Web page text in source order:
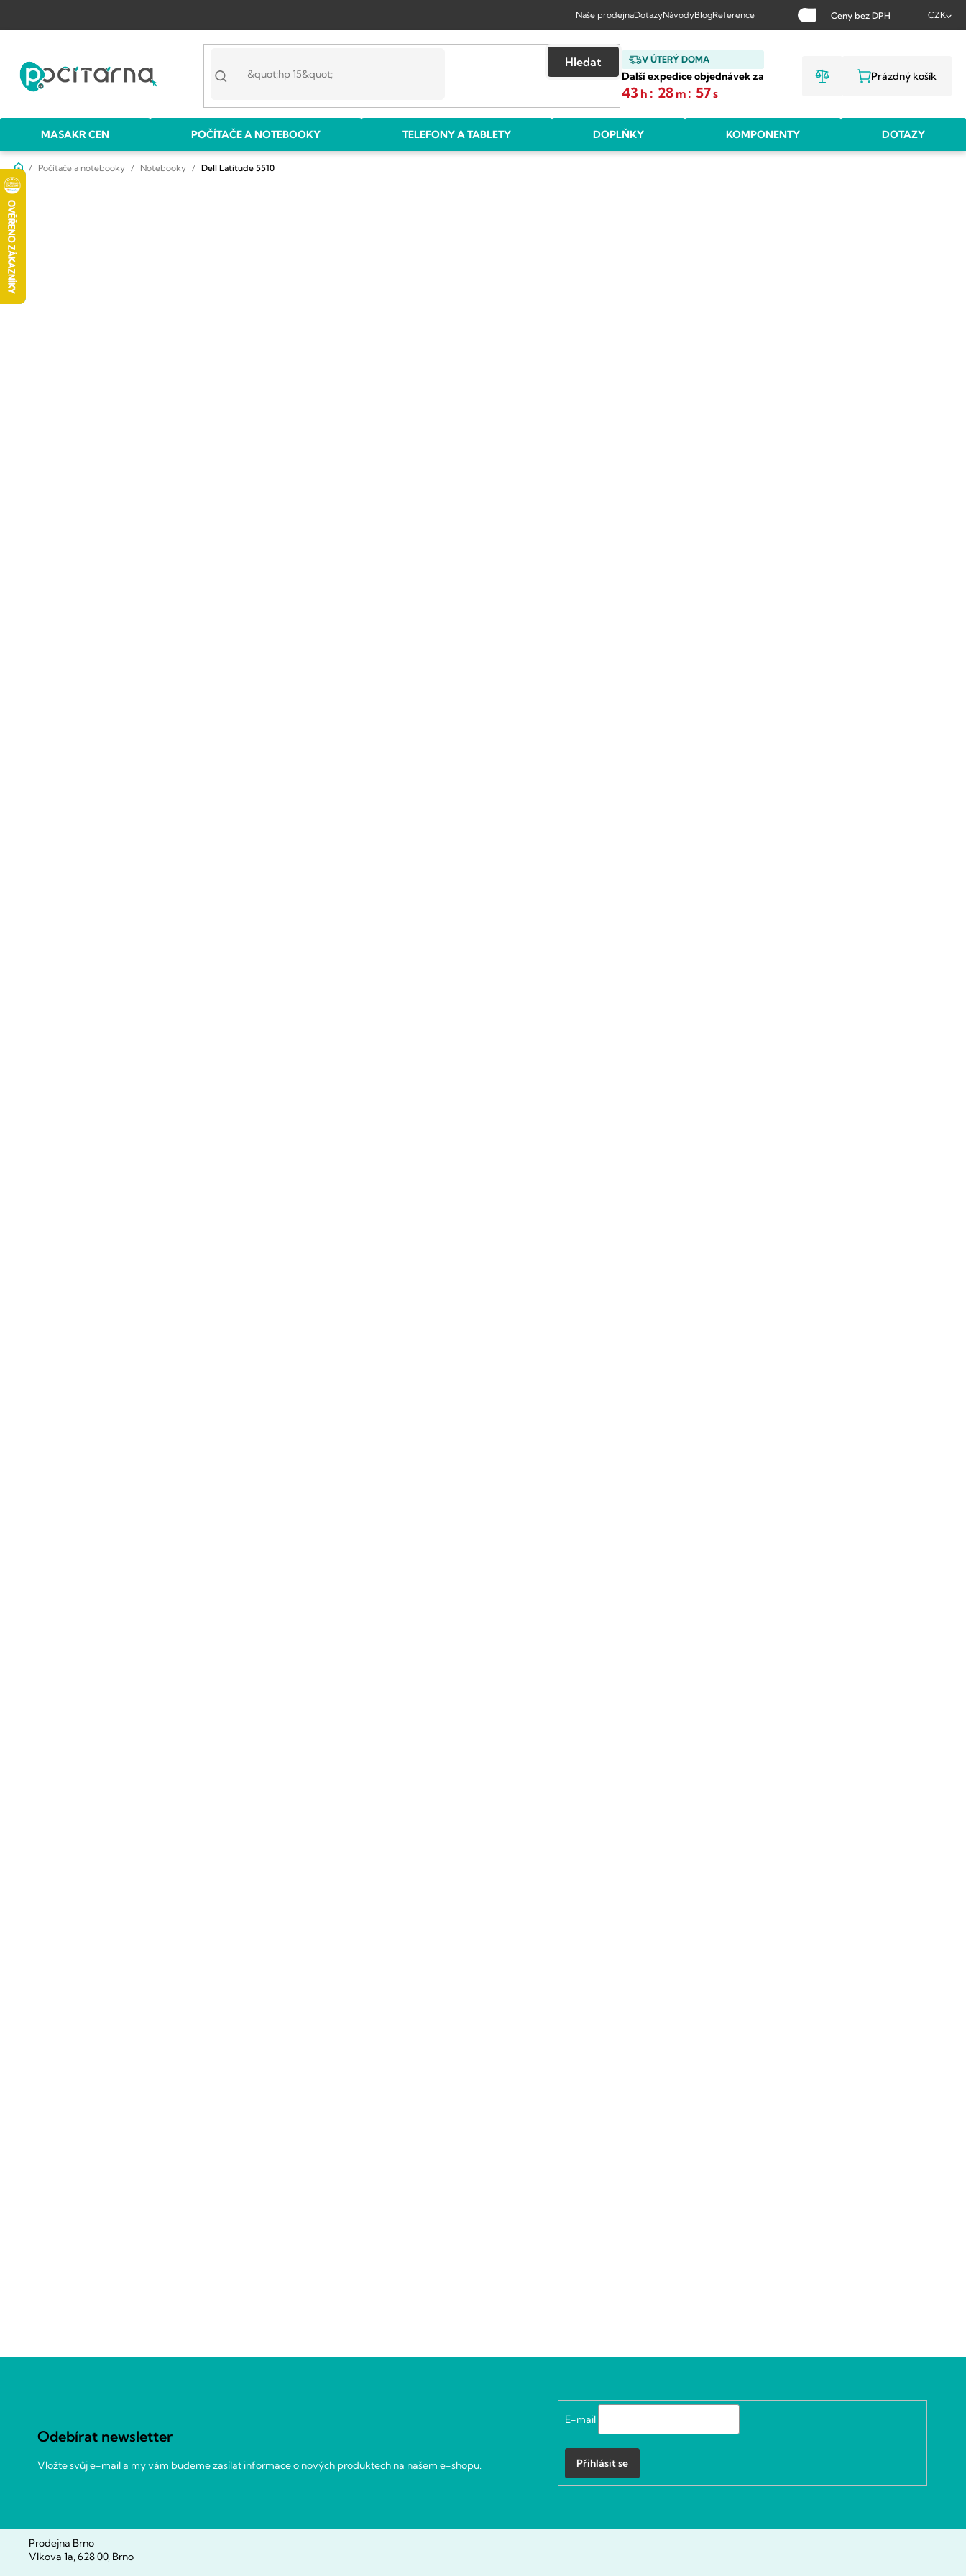
obsah
Naše prodejnaDotazyNávodyBlogReference Ceny bez DPH CZK
V ÚTERÝ DOMA
Další expedice objednávek za
43 h : 28 m : 56 s
Hledat
NÁKUPNÍ
Prázdný košík
MASAKR CEN POČÍTAČE A NOTEBOOKY TELEFONY A TABLETY DOPLŇKY KOMPONENTY DOTAZY
DomůPočítače a notebooky Notebooky Dell Latitude 5510
Odebírat newsletter
Vložte svůj e-mail a my vám budeme zasílat informace o nových produktech na našem e-shopu.
E-mail
Přihlásit se
Prodejna Brno
Vlkova 1a, 628 00, Brno